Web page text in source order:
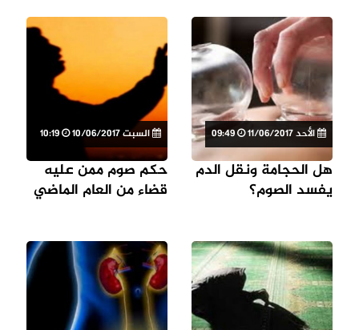
الأحد 11/06/2017
هل الحجامة ونقل الدم
يفسد الصوم؟
السبت 10/06/2017
حكم صوم ممن عليه
قضاء من العام الماضي